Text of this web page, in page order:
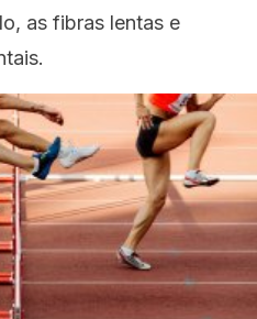
as fibras lentas e